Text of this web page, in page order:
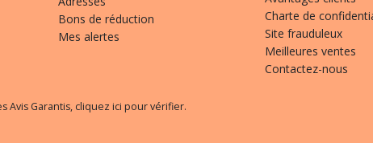
Bons de réduction
Mes alertes
Charte de
Site frauduleux
Meilleures ventes
Contactez-nous
Avis Garantis, cliquez ici pour vérifier.